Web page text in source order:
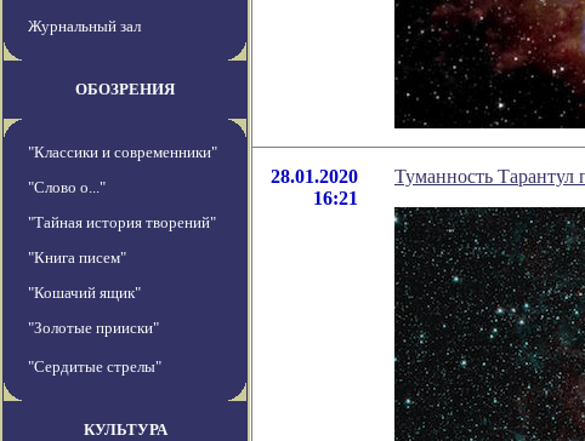
Журнальный зал
ОБОЗРЕНИЯ
"Классики и современники"
"Слово о..."
"Тайная история творений"
"Книга писем"
"Кошачий ящик"
"Золотые прииски"
"Сердитые стрелы"
КУЛЬТУРА
28.01.2020
16:21
Туманность Тарантул